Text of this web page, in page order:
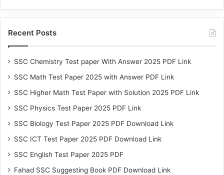
Recent Posts
SSC Chemistry Test paper With Answer 2025 PDF Link
SSC Math Test Paper 2025 with Answer PDF Link
SSC Higher Math Test Paper with Solution 2025 PDF Link
SSC Physics Test Paper 2025 PDF Link
SSC Biology Test Paper 2025 PDF Download Link
SSC ICT Test Paper 2025 PDF Download Link
SSC English Test Paper 2025 PDF
Fahad SSC Suggesting Book PDF Download Link